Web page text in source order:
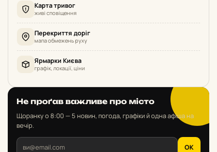
Карта тривог
живі сповіщення
Перекриття доріг
мапа обмежень руху
Ярмарки Києва
графік, локації, ціни
Не проґав важливе про місто
Щоранку о 8:00 — 5 новин, погода, графіки й одна афіша на
вечір.
OK